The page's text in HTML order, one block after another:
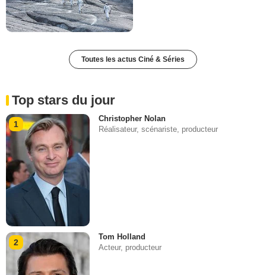
Toutes les actus Ciné & Séries
Top stars du jour
1
Christopher Nolan
Réalisateur, scénariste, producteur
2
Tom Holland
Acteur, producteur